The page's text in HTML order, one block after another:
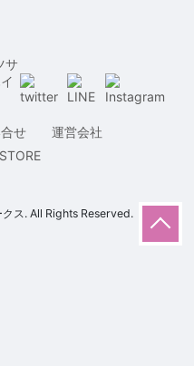
せ
運営会社
ス. All Rights Reserved.